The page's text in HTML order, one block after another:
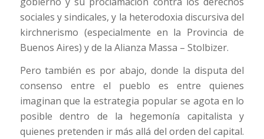
sociales y sindicales, y la heterodoxia discursiva del
kirchnerismo (especialmente en la Provincia de
Buenos Aires) y de la Alianza Massa – Stolbizer.
Pero también es por abajo, donde la disputa del
consenso entre el pueblo es entre quienes
imaginan que la estrategia popular se agota en lo
posible dentro de la hegemonía capitalista y
quienes pretenden ir más allá del orden del capital.